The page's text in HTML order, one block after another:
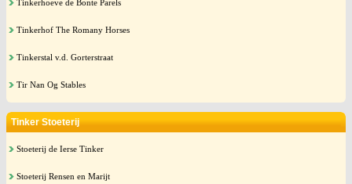
Tinkerhoeve de Bonte Parels
Tinkerhof The Romany Horses
Tinkerstal v.d. Gorterstraat
Tir Nan Og Stables
Tinker Stoeterij
Stoeterij de Ierse Tinker
Stoeterij Rensen en Marijt